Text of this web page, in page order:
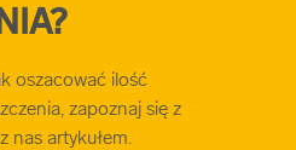
oszacować ilość
zapoznaj się z
nas artykułem.